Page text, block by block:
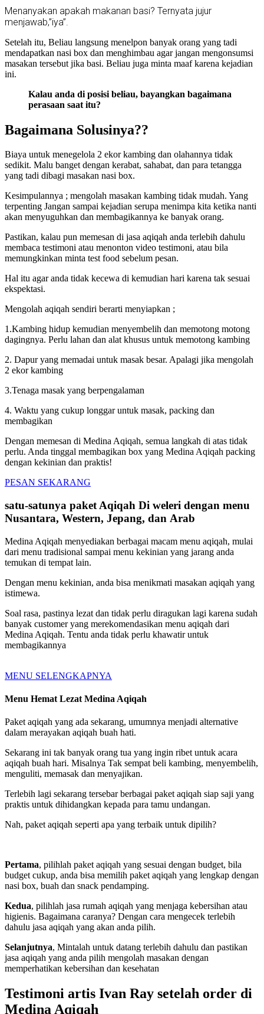
Menanyakan apakah makanan basi? Ternyata jujur
menjawab,”iya”.
Setelah itu, Beliau langsung menelpon banyak orang yang tadi
mendapatkan nasi box dan menghimbau agar jangan mengonsumsi
masakan tersebut jika basi. Beliau juga minta maaf karena kejadian
ini.
Kalau anda di posisi beliau, bayangkan bagaimana
perasaan saat itu?
Bagaimana Solusinya??
Biaya untuk menegelola 2 ekor kambing dan olahannya tidak
sedikit. Malu banget dengan kerabat, sahabat, dan para tetangga
yang tadi dibagi masakan nasi box.
Kesimpulannya ; mengolah masakan kambing tidak mudah. Yang
terpenting Jangan sampai kejadian serupa menimpa kita ketika nanti
akan menyuguhkan dan membagikannya ke banyak orang.
Pastikan, kalau pun memesan di jasa aqiqah anda terlebih dahulu
membaca testimoni atau menonton video testimoni, atau bila
memungkinkan minta test food sebelum pesan.
Hal itu agar anda tidak kecewa di kemudian hari karena tak sesuai
ekspektasi.
Mengolah aqiqah sendiri berarti menyiapkan ;
1.Kambing hidup kemudian menyembelih dan memotong motong
dagingnya. Perlu lahan dan alat khusus untuk memotong kambing
2. Dapur yang memadai untuk masak besar. Apalagi jika mengolah
2 ekor kambing
3.Tenaga masak yang berpengalaman
4. Waktu yang cukup longgar untuk masak, packing dan
membagikan
Dengan memesan di Medina Aqiqah, semua langkah di atas tidak
perlu. Anda tinggal membagikan box yang Medina Aqiqah packing
dengan kekinian dan praktis!
PESAN SEKARANG
satu-satunya paket Aqiqah Di weleri dengan menu
Nusantara, Western, Jepang, dan Arab
Medina Aqiqah menyediakan berbagai macam menu aqiqah, mulai
dari menu tradisional sampai menu kekinian yang jarang anda
temukan di tempat lain.
Dengan menu kekinian, anda bisa menikmati masakan aqiqah yang
istimewa.
Soal rasa, pastinya lezat dan tidak perlu diragukan lagi karena sudah
banyak customer yang merekomendasikan menu aqiqah dari
Medina Aqiqah. Tentu anda tidak perlu khawatir untuk
membagikannya
MENU SELENGKAPNYA
Menu Hemat Lezat Medina Aqiqah
Paket aqiqah yang ada sekarang, umumnya menjadi alternative
dalam merayakan aqiqah buah hati.
Sekarang ini tak banyak orang tua yang ingin ribet untuk acara
aqiqah buah hari. Misalnya Tak sempat beli kambing, menyembelih,
menguliti, memasak dan menyajikan.
Terlebih lagi sekarang tersebar berbagai paket aqiqah siap saji yang
praktis untuk dihidangkan kepada para tamu undangan.
Nah, paket aqiqah seperti apa yang terbaik untuk dipilih?
Pertama, pilihlah paket aqiqah yang sesuai dengan budget, bila
budget cukup, anda bisa memilih paket aqiqah yang lengkap dengan
nasi box, buah dan snack pendamping.
Kedua, pilihlah jasa rumah aqiqah yang menjaga kebersihan atau
higienis. Bagaimana caranya? Dengan cara mengecek terlebih
dahulu jasa aqiqah yang akan anda pilih.
Selanjutnya, Mintalah untuk datang terlebih dahulu dan pastikan
jasa aqiqah yang anda pilih mengolah masakan dengan
memperhatikan kebersihan dan kesehatan
Testimoni artis Ivan Ray setelah order di
Medina Aqiqah